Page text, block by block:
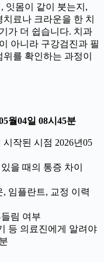
잇몸이 같이 붓는지,
료나 크라운을 한 치
가 더 쉽습니다. 치과
아니라 구강검진과 필
를 확인하는 과정이
월04일 08시45분
작된 시점 2026년05
을 때의 통증 차이
임플란트, 교정 이력
림 여부
등 의료진에게 알려야